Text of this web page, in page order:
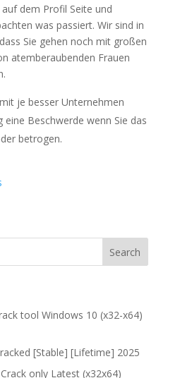
dem Profil Seite und
was passiert. Wir sind in
Sie gehen noch mit großen
atemberaubenden Frauen
je besser Unternehmen
eine Beschwerde wenn Sie das
betrogen.
tool Windows 10 (x32-x64)
[Stable] [Lifetime] 2025
only Latest (x32x64)